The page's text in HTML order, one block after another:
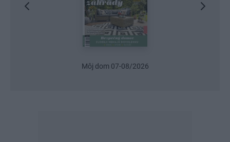
Urob si sám 6/2026